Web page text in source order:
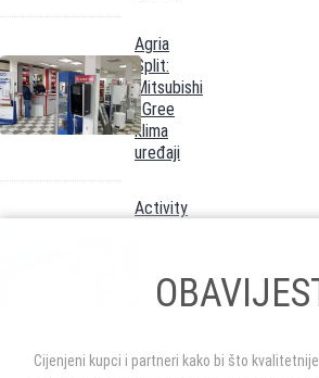
Agria
Split:
Mitsubishi
i Gree
klima
uređaji
Activity
klima
uređaji,
Cijenjeni kupci i partneri kako bi što